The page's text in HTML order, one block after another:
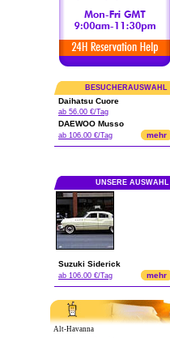
BESUCHERAUSWAHL
Daihatsu Cuore
ab 56.00 €/Tag
DAEWOO Musso
ab 106.00 €/Tag mehr
UNSERE AUSWAHL
Suzuki Siderick
ab 106.00 €/Tag mehr
Alt-Havanna